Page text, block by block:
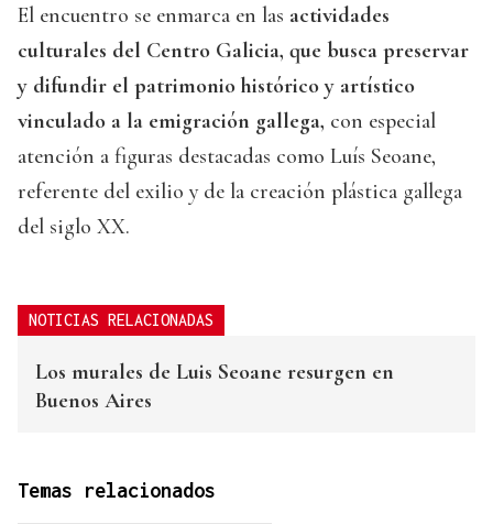
El encuentro se enmarca en las actividades
culturales del Centro Galicia, que busca preservar
y difundir el patrimonio histórico y artístico
vinculado a la emigración gallega, con especial
atención a figuras destacadas como Luís Seoane,
referente del exilio y de la creación plástica gallega
del siglo XX.
NOTICIAS RELACIONADAS
Los murales de Luis Seoane resurgen en
Buenos Aires
Temas relacionados